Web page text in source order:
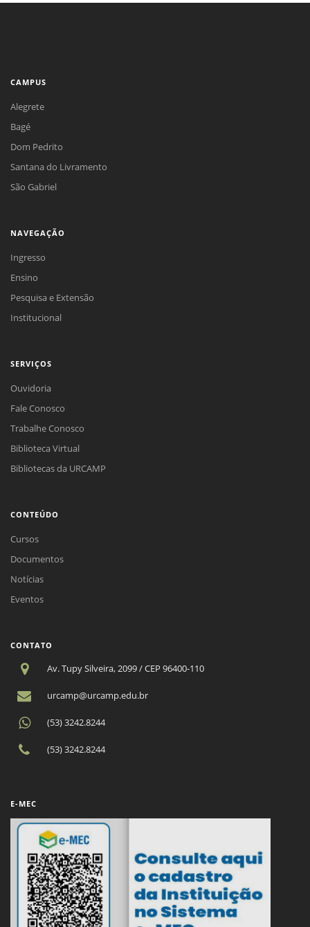
CAMPUS
Alegrete
Bagé
Dom Pedrito
Santana do Livramento
São Gabriel
NAVEGAÇÃO
Ingresso
Ensino
Pesquisa e Extensão
Institucional
SERVIÇOS
Ouvidoria
Fale Conosco
Trabalhe Conosco
Biblioteca Virtual
Bibliotecas da URCAMP
CONTEÚDO
Cursos
Documentos
Notícias
Eventos
CONTATO
Av. Tupy Silveira, 2099 / CEP 96400-110
urcamp@urcamp.edu.br
(53) 3242.8244
(53) 3242.8244
E-MEC